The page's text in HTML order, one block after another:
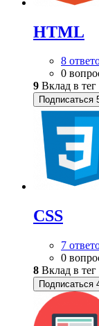
HTML
8
0
9 Вклад в тег
Подписаться
CSS
7
0
8 Вклад в тег
Подписаться